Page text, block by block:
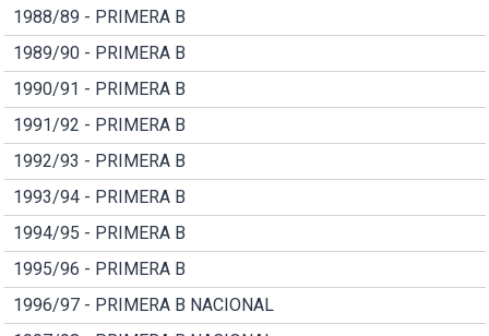
1988/89 - PRIMERA B
1989/90 - PRIMERA B
1990/91 - PRIMERA B
1991/92 - PRIMERA B
1992/93 - PRIMERA B
1993/94 - PRIMERA B
1994/95 - PRIMERA B
1995/96 - PRIMERA B
1996/97 - PRIMERA B NACIONAL